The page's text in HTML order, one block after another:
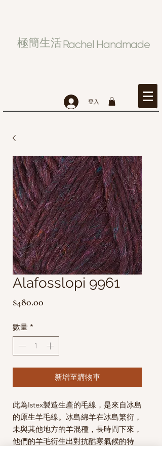
極簡生活Rachel Handmade
登入
Alafosslopi 9961
$480.00
數量 *
新增至購物車
此為Istex製造生產的毛線，是來自冰島
的原生羊毛線。 冰島綿羊在冰島繁衍，
未與其他地方的羊混種，長時間下來，
他們的羊毛衍生出對抗酷寒氣候的特